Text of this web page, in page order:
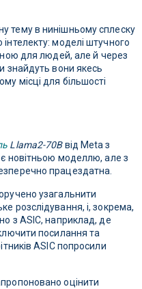
тему в нинішньому сплеску
моделі штучного
для людей, але й через
знайдуть вони якесь
місці для більшості
Llama2-70Bвід Meta з
новітньою моделлю, але з
працездатна.
узагальнити
розслідування, і, зокрема,
з ASIC, наприклад, де
посилання та
ASIC попросили
оцінити